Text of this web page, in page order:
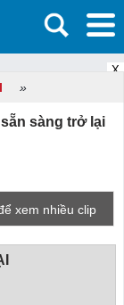
X
»
sàng trở lại
xem nhiều clip